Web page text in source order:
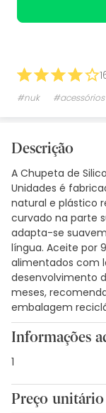
#nuk
Descrição
A Chupeta de
Unidades é
natural e plástico
curvado na parte
adapta-se
língua. Aceite por
alimentados com
desenvolvimento
meses,
embalagem
Informações
1
Preço unitário